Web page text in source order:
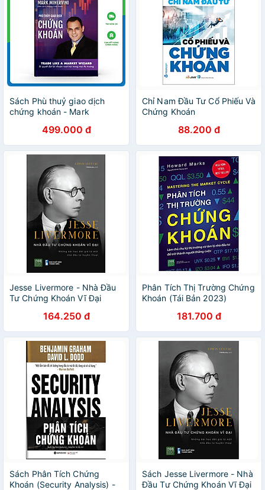
Thắng Thị Trường)
Sách Phù thuỷ giao dịch
chứng khoán - Mark
499.000 đ
Chỉ Nam Đầu Tư Cổ Phiếu Và
Chứng Khoán
88.200 đ
Jesse Livermore - Nhà Đầu
Tư Chứng Khoán Vĩ Đại
164.250 đ
Phân Tích Thị Trường Chứng
Khoán (Tái Bản 2023)
181.700 đ
Sách Phân Tích Chứng
Khoán (Security Analysis) -
Sách Jesse Livermore - Nhà
Đầu Tư Chứng Khoán Vĩ Đại